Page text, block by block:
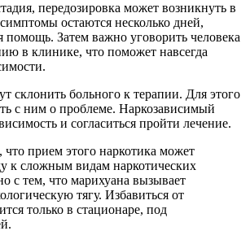
передозировка может возникнуть в
остаются несколько дней,
помощь. Затем важно уговорить человека
в клинике, что поможет навсегда
склонить больного к терапии. Для этого
с ним о проблеме. Наркозависимый
и согласиться пройти лечение.
что прием этого наркотика может
к сложным видам наркотических
с тем, что марихуана вызывает
тягу. Избавиться от
только в стационаре, под